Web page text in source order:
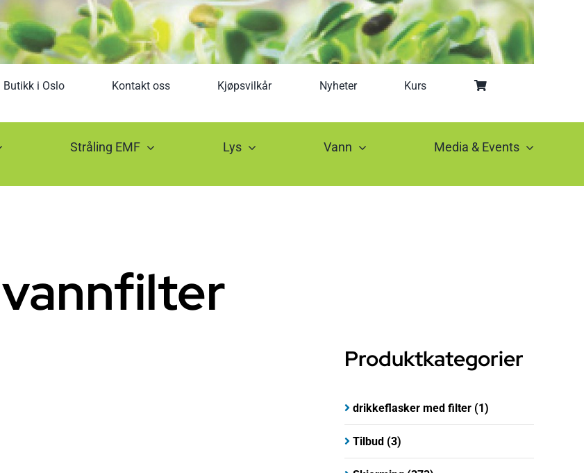
Butikk i Oslo Kontakt oss Kjøpsvilkår Nyheter Kurs
Stråling EMF Lys Vann Media & Events
Produktkategorier
drikkeflasker med filter (1)
Tilbud (3)